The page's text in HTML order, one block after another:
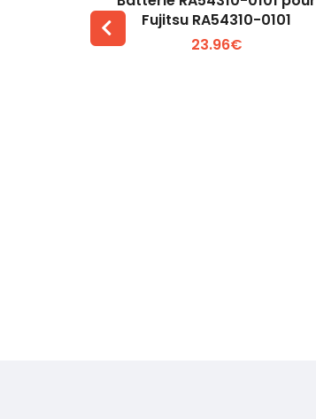
Voir plus +
Fujitsu RA54310-0101
23.96€